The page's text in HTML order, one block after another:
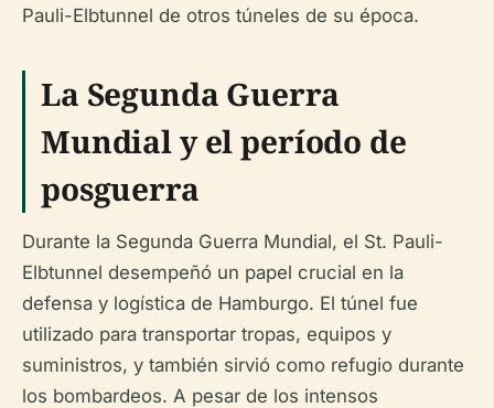
Pauli-Elbtunnel de otros túneles de su época.
La Segunda Guerra
Mundial y el período de
posguerra
Durante la Segunda Guerra Mundial, el St. Pauli-
Elbtunnel desempeñó un papel crucial en la
defensa y logística de Hamburgo. El túnel fue
utilizado para transportar tropas, equipos y
suministros, y también sirvió como refugio durante
los bombardeos. A pesar de los intensos